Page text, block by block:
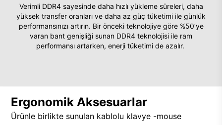
Verimli DDR4 sayesinde daha hızlı yükleme süreleri, daha
yüksek transfer oranları ve daha az güç tüketimi ile günlük
performansınızı artırın. Bir önceki teknolojiye göre %50’ye
varan bant genişliği sunan DDR4 teknolojisi ile ram
performansı artarken, enerji tüketimi de azalır.
Ergonomik Aksesuarlar
Ürünle birlikte sunulan kablolu klavye -mouse